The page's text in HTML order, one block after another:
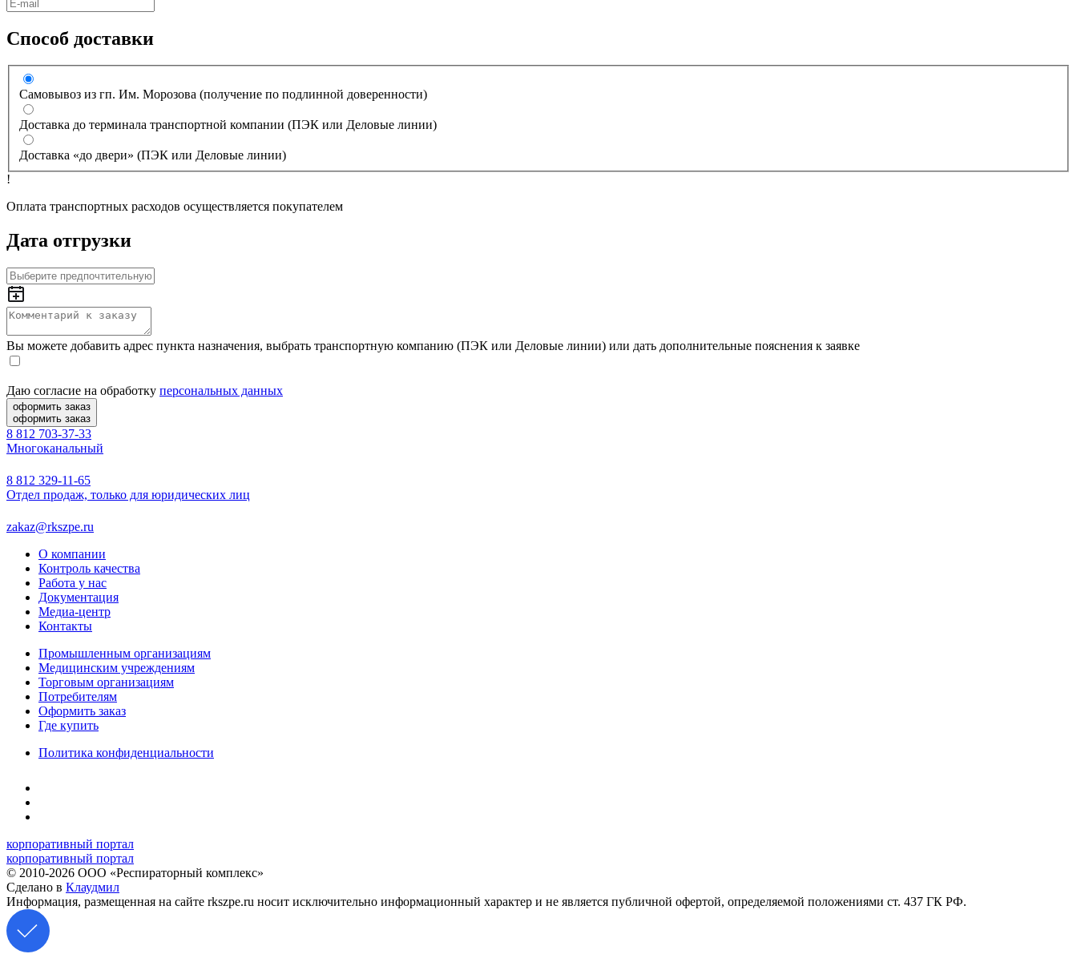
Способ доставки
Самовывоз из гп. Им. Морозова (получение по подлинной доверенности)
Доставка до терминала транспортной компании (ПЭК или Деловые линии)
Доставка «до двери» (ПЭК или Деловые линии)
!
Оплата транспортных расходов осуществляется покупателем
Дата отгрузки
Вы можете добавить адрес пункта назначения, выбрать транспортную компанию (ПЭК или Деловые линии) или дать дополнительные пояснения к заявке
Даю согласие на обработку персональных данных
оформить заказ
оформить заказ
8 812 703-37-33
Многоканальный
8 812 329-11-65
Отдел продаж, только для юридических лиц
zakaz@rkszpe.ru
О компании
Контроль качества
Работа у нас
Документация
Медиа-центр
Контакты
Промышленным организациям
Медицинским учреждениям
Торговым организациям
Потребителям
Оформить заказ
Где купить
Политика конфиденциальности
корпоративный портал
корпоративный портал
© 2010-2026 ООО «Респираторный комплекс»
Сделано в Клаудмил
Информация, размещенная на сайте rkszpe.ru носит исключительно информационный характер и не является публичной офертой, определяемой положениями ст. 437 ГК РФ.